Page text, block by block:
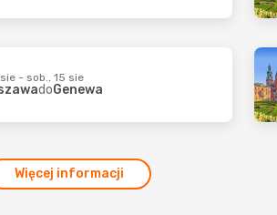
- sob., 15 sie
doGenewa
Więcej informacji